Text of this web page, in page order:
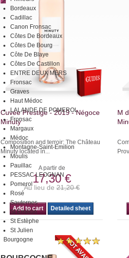
Bordeaux
Cadillac
Canon Fronsac
Côtes De Bordeaux
Côtes De Bourg
Côte De Blaye
Côtes De Castillon
ENTRE DEUX MERS
Fronsac
Graves
Haut Médoc
LALANDE DE POMEROL
Fronsac
Margaux
Médoc
Montagne-Saint-Emilion
Moulis
Pauillac
PESSAC LEOGNAN
Pomerol
Rosé
Sauternes
St Emilion
St Estèphe
St Julien
Bourgogne
Cuvée Prestige - 2019 - Négoce
Minuty
Composition and terroir: The Château
Minuty located in...
A partir de
17,30 €
Au lieu de21,20 €
Add to cart Detailed sheet
M